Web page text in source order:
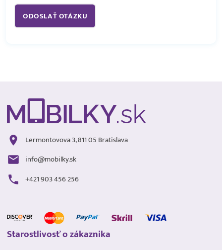
Lermontovova 3, 811 05 Bratislava
info@mobilky.sk
+421 903 456 256
Starostlivosť o zákaznika